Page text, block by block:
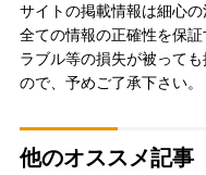
サイトの掲載情報は細心
全ての情報の正確性を保
ラブル等の損失が被って
ので、予めご了承下さい。
他のオススメ記事